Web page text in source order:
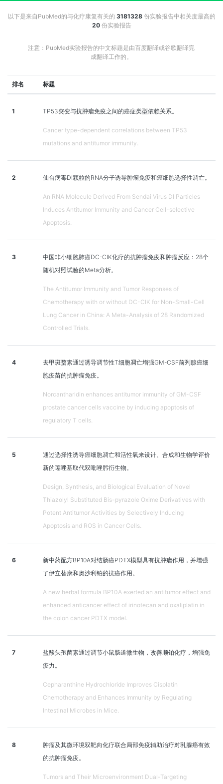
以下是来自PubMed的与化疗康复有关的 3181328份实验报告中相关度最高的
20份实验报告
注意：PubMed实验报告的中文标题是由百度翻译或谷歌翻译完
成翻译工作的。
排名 标题
1 TP53突变与抗肿瘤免疫之间的癌症类型依赖关系。
Cancer type-dependent correlations between TP53
mutations and antitumor immunity.
2 仙台病毒DI颗粒的RNA分子诱导肿瘤免疫和癌细胞选择性凋亡。
An RNA Molecule Derived From Sendai Virus DI Particles
Induces Antitumor Immunity and Cancer Cell-selective
Apoptosis.
3
中国非小细胞肺癌DC-CIK化疗的抗肿瘤免疫和肿瘤反应：28个
随机对照试验的Meta分析。
The Antitumor Immunity and Tumor Responses of
Chemotherapy with or without DC-CIK for Non-Small-Cell
Lung Cancer in China: A Meta-Analysis of 28 Randomized
Controlled Trials.
4
去甲斑蝥素通过诱导调节性T细胞凋亡增强GM-CSF前列腺癌细
胞疫苗的抗肿瘤免疫。
Norcantharidin enhances antitumor immunity of GM-CSF
prostate cancer cells vaccine by inducing apoptosis of
regulatory T cells.
5
通过选择性诱导癌细胞凋亡和活性氧来设计、合成和生物学评价
新的噻唑基取代双吡唑肟衍生物。
Design, Synthesis, and Biological Evaluation of Novel
Thiazolyl Substituted Bis-pyrazole Oxime Derivatives with
Potent Antitumor Activities by Selectively Inducing
Apoptosis and ROS in Cancer Cells.
6
新中药配方BP10A对结肠癌PDTX模型具有抗肿瘤作用，并增强
了伊立替康和奥沙利铂的抗癌作用。
A new herbal formula BP10A exerted an antitumor effect and
enhanced anticancer effect of irinotecan and oxaliplatin in
the colon cancer PDTX model.
7
盐酸头孢菌素通过调节小鼠肠道微生物，改善顺铂化疗，增强免
疫力。
Cepharanthine Hydrochloride Improves Cisplatin
Chemotherapy and Enhances Immunity by Regulating
Intestinal Microbes in Mice.
8
肿瘤及其微环境双靶向化疗联合局部免疫辅助治疗对乳腺癌有效
的抗肿瘤免疫。
Tumors and Their Microenvironment Dual-Targeting